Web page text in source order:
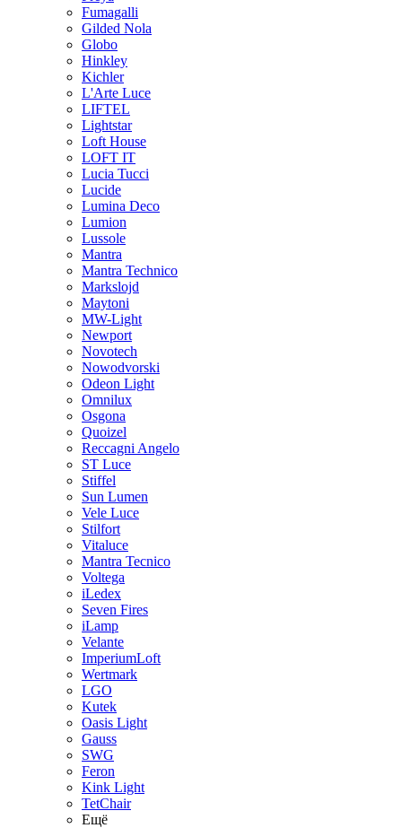
Fumagalli
Gilded Nola
Globo
Hinkley
Kichler
L'Arte Luce
LIFTEL
Lightstar
Loft House
LOFT IT
Lucia Tucci
Lucide
Lumina Deco
Lumion
Lussole
Mantra
Mantra Technico
Markslojd
Maytoni
MW-Light
Newport
Novotech
Nowodvorski
Odeon Light
Omnilux
Osgona
Quoizel
Reccagni Angelo
ST Luce
Stiffel
Sun Lumen
Vele Luce
Stilfort
Vitaluce
Mantra Tecnico
Voltega
iLedex
Seven Fires
iLamp
Velante
ImperiumLoft
Wertmark
LGO
Kutek
Oasis Light
Gauss
SWG
Feron
Kink Light
TetСhair
Ещё